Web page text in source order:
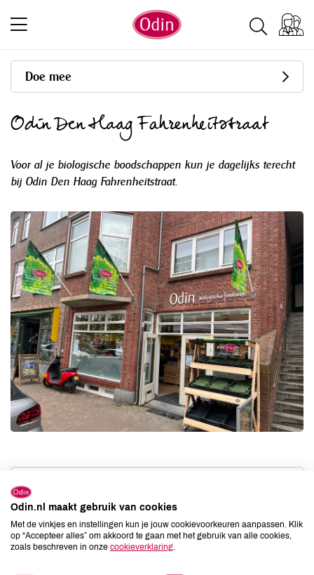
Doe mee
Odin Den Haag Fahrenheitstraat
Voor al je biologische boodschappen kun je dagelijks terecht
bij Odin Den Haag Fahrenheitstraat.
2561DL Den Haag
Odin.nl maakt gebruik van cookies
Met de vinkjes en instellingen kun je jouw cookievoorkeuren aanpassen. Klik
op “Accepteer alles” om akkoord te gaan met het gebruik van alle cookies,
zoals beschreven in onze cookieverklaring